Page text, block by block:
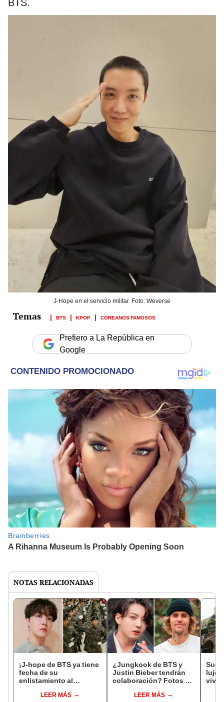
BTS.
J-Hope en el servicio militar. Foto: Weverse
BTS KPOP COREANOS FAMOSOS
Prefiero a La República en
Google
NOTAS RELACIONADAS
¡J-hope de BTS ya tiene
fecha de su
enlistamiento al
al servicio militar?
LEER MÁS
¿Jungkook de BTS y
Justin Bieber tendrán
colaboración? Fotos de
disparan rumores
LEER MÁS
vive